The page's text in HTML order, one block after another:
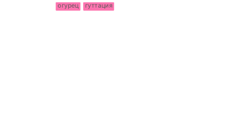
огурец гуттация